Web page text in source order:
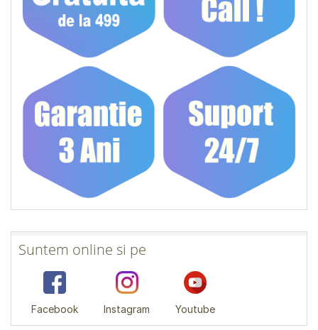
Suntem online si pe
Facebook Instagram Youtube